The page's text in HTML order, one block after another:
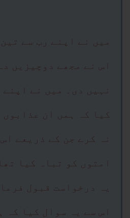
میں نے اپنے رب سے
اس نے مجھے دوچیزیں
نہیں دی۔ میں نے
کیا کہ ہمں ان عذابوں
نہ کرے جن کے ذریعے اس
امتوں کو تباہ کیا
یہ درخواست قبول
اس سے یہ سوال کیا کہ